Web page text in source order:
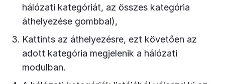
hálózati kategóriát, az összes kategória
áthelyezése gombbal),
Kattints az áthelyezésre, ezt követően az
adott kategória megjelenik a hálózati
modulban.